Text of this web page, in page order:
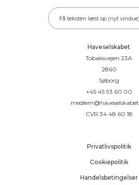
Få teksten læst op (nyt vindue)
Haveselskabet
Tobaksvejen 23A
2860
Søborg
+45 45 93 60 00
CVR 34 48 60 18
Privatlivspolitik
Cookiepolitik
Handelsbetingelser